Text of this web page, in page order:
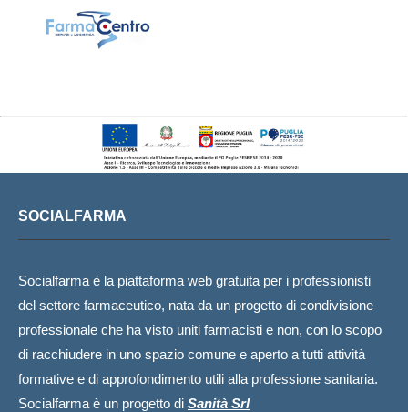
SOCIALFARMA
Socialfarma è la piattaforma web gratuita per i professionisti
del settore farmaceutico, nata da un progetto di condivisione
professionale che ha visto uniti farmacisti e non, con lo scopo
di racchiudere in uno spazio comune e aperto a tutti attività
formative e di approfondimento utili alla professione sanitaria.
Socialfarma è un progetto di Sanità Srl